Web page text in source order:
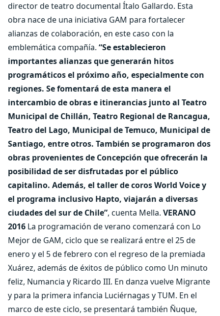
director de teatro documental Ítalo Gallardo. Esta
obra nace de una iniciativa GAM para fortalecer
alianzas de colaboración, en este caso con la
emblemática compañía. “Se establecieron
importantes alianzas que generarán hitos
programáticos el próximo año, especialmente con
regiones. Se fomentará de esta manera el
intercambio de obras e itinerancias junto al Teatro
Municipal de Chillán, Teatro Regional de Rancagua,
Teatro del Lago, Municipal de Temuco, Municipal de
Santiago, entre otros. También se programaron dos
obras provenientes de Concepción que ofrecerán la
posibilidad de ser disfrutadas por el público
capitalino. Además, el taller de coros World Voice y
el programa inclusivo Hapto, viajarán a diversas
ciudades del sur de Chile”, cuenta Mella. VERANO
2016 La programación de verano comenzará con Lo
Mejor de GAM, ciclo que se realizará entre el 25 de
enero y el 5 de febrero con el regreso de la premiada
Xuárez, además de éxitos de público como Un minuto
feliz, Numancia y Ricardo III. En danza vuelve Migrante
y para la primera infancia Luciérnagas y TUM. En el
marco de este ciclo, se presentará también Ñuque,